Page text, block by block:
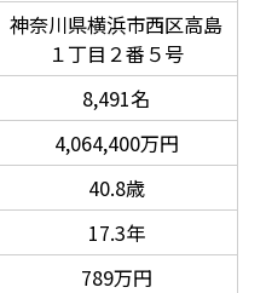
神奈川県横浜市西区高島
１丁目２番５号
8,491名
4,064,400万円
40.8歳
17.3年
789万円